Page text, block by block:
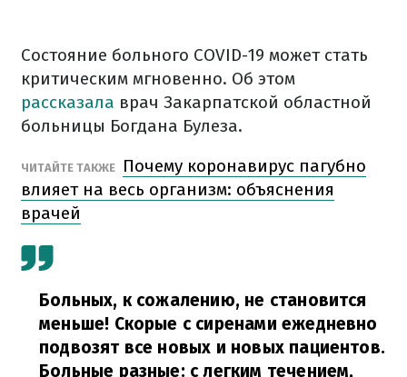
Состояние больного COVID-19 может стать
критическим мгновенно. Об этом
рассказала врач Закарпатской областной
больницы Богдана Булеза.
ЧИТАЙТЕ ТАКЖЕ
Почему коронавирус пагубно
влияет на весь организм: объяснения
врачей
Больных, к сожалению, не становится
меньше! Скорые с сиренами ежедневно
подвозят все новых и новых пациентов.
Больные разные: с легким течением,